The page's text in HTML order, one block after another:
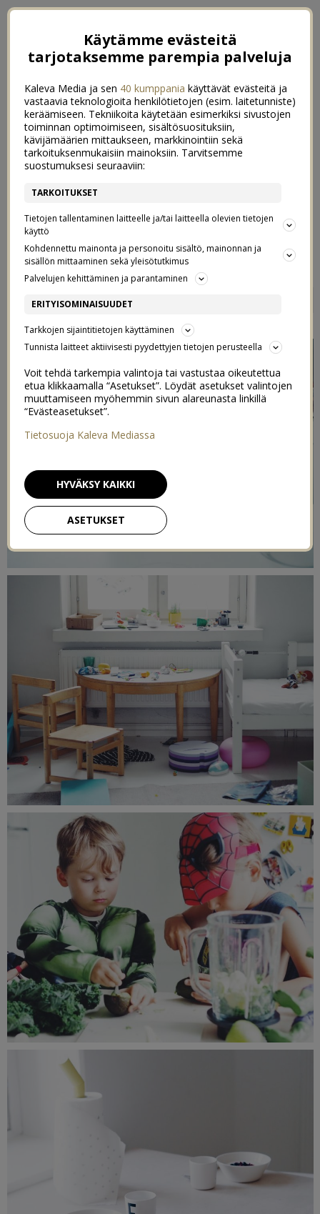
KEITÄ NE ON NE SANKARIT?
Käytämme evästeitä
tarjotaksemme parempia palveluja
Kaleva Media ja sen 40 kumppania käyttävät evästeitä ja
vastaavia teknologioita henkilötietojen (esim. laitetunniste)
keräämiseen. Tekniikoita käytetään esimerkiksi sivustojen
toiminnan optimoimiseen, sisältösuosituksiin,
kävijämäärien mittaukseen, markkinointiin sekä
tarkoituksenmukaisiin mainoksiin. Tarvitsemme
suostumuksesi seuraaviin:
TARKOITUKSET
Tietojen tallentaminen laitteelle ja/tai laitteella olevien tietojen
käyttö
Kohdennettu mainonta ja personoitu sisältö, mainonnan ja
sisällön mittaaminen sekä yleisötutkimus
Palvelujen kehittäminen ja parantaminen
ERITYISOMINAISUUDET
Tarkkojen sijaintitietojen käyttäminen
Tunnista laitteet aktiivisesti pyydettyjen tietojen perusteella
Voit tehdä tarkempia valintoja tai vastustaa oikeutettua
etua klikkaamalla “Asetukset”. Löydät asetukset valintojen
muuttamiseen myöhemmin sivun alareunasta linkillä
“Evästeasetukset”.
Tietosuoja Kaleva Mediassa
ASETUKSET
HYVÄKSY KAIKKI